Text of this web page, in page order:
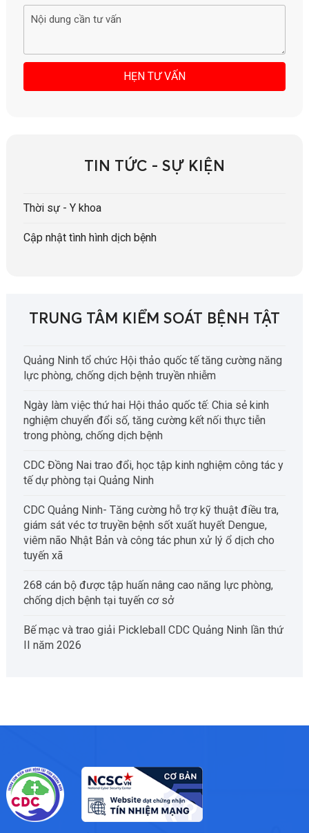
TIN TỨC - SỰ KIỆN
Thời sự - Y khoa
Cập nhật tình hình dịch bệnh
TRUNG TÂM KIỂM SOÁT BỆNH TẬT
Quảng Ninh tổ chức Hội thảo quốc tế tăng cường năng
lực phòng, chống dịch bệnh truyền nhiễm
Ngày làm việc thứ hai Hội thảo quốc tế: Chia sẻ kinh
nghiệm chuyển đổi số, tăng cường kết nối thực tiễn
trong phòng, chống dịch bệnh
CDC Đồng Nai trao đổi, học tập kinh nghiệm công tác y
tế dự phòng tại Quảng Ninh
CDC Quảng Ninh- Tăng cường hỗ trợ kỹ thuật điều tra,
giám sát véc tơ truyền bệnh sốt xuất huyết Dengue,
viêm não Nhật Bản và công tác phun xử lý ổ dịch cho
tuyến xã
268 cán bộ được tập huấn nâng cao năng lực phòng,
chống dịch bệnh tại tuyến cơ sở
Bế mạc và trao giải Pickleball CDC Quảng Ninh lần thứ
II năm 2026